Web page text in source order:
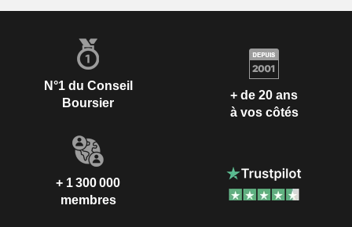
N°1 du Conseil
Boursier
+ de 20 ans
à vos côtés
+ 1 300 000
membres